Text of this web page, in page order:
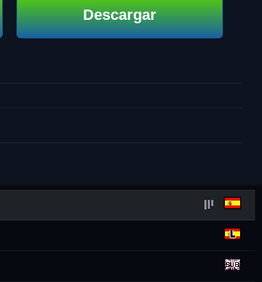
Descargar